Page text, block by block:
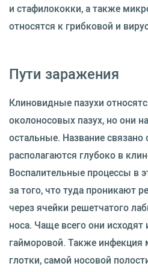
и стафилококки, а также
относятся к грибковой и
Пути заражения
Клиновидные пазухи
околоносовых пазух, но они
остальные. Название связано
располагаются глубоко в
Воспалительные процессы в
за того, что туда проникают
через ячейки решетчатого
носа. Чаще всего они исходят
гайморовой. Также инфекция
глотки, самой носовой